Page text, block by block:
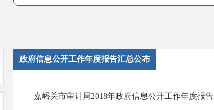
政府信息公开工作年度报告汇总公布
嘉峪关市审计局2018年政府信息公开工作年度报告